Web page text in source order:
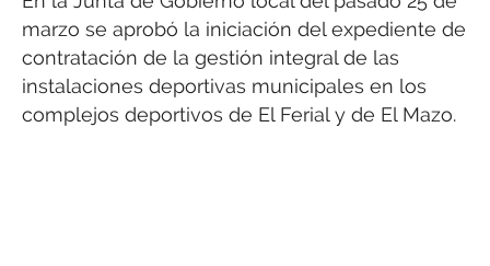
marzo se aprobó la iniciación del expediente de
contratación de la gestión integral de las
instalaciones deportivas municipales en los
complejos deportivos de El Ferial y de El Mazo.